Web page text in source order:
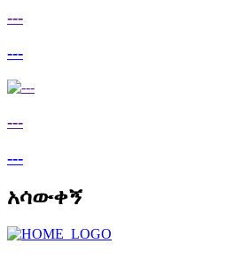
---
---
---
---
አሳውቀኝ